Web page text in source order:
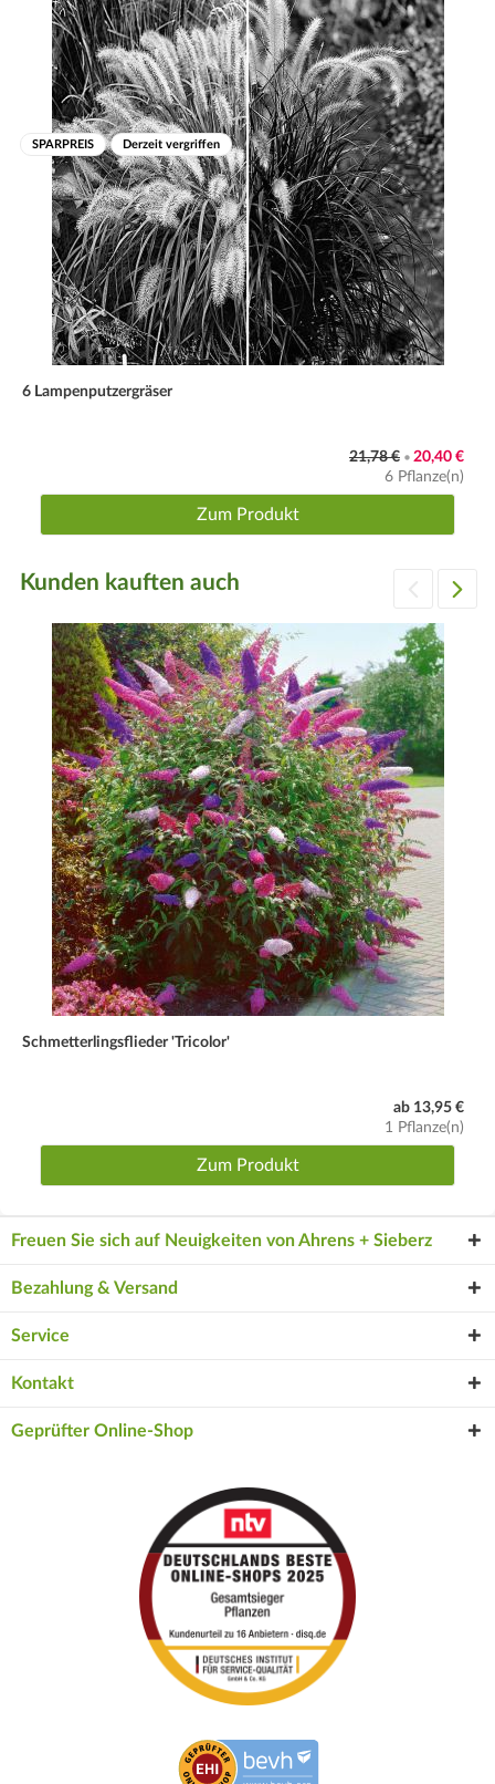
SPARPREIS Derzeit vergriffen
6 Lampenputzergräser
21,78 € • 20,40 €
6 Pflanze(n)
Zum Produkt
Kunden kauften auch
Schmetterlingsflieder 'Tricolor'
ab 13,95 €
1 Pflanze(n)
Zum Produkt
Freuen Sie sich auf Neuigkeiten von Ahrens + Sieberz
Bezahlung & Versand
Service
Kontakt
Geprüfter Online-Shop